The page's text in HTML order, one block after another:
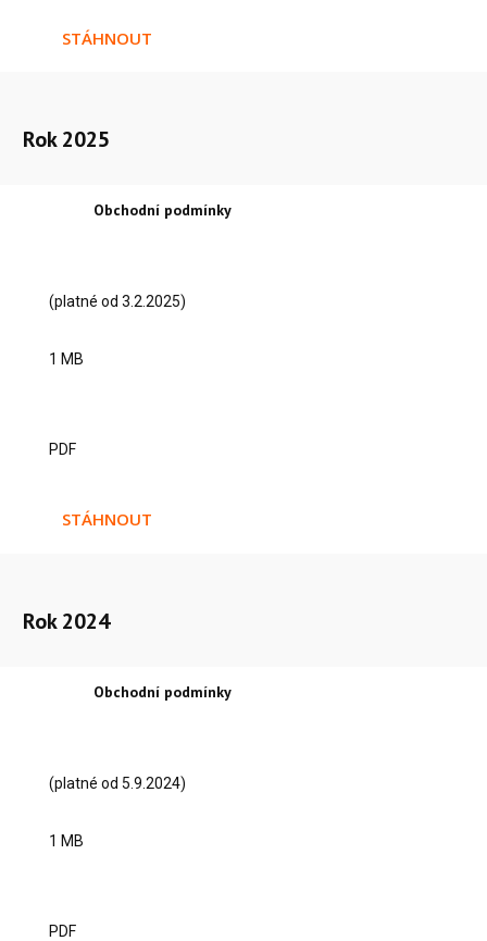
STÁHNOUT
Rok 2025
Obchodní podmínky
(platné od 3.2.2025)
1 MB
PDF
STÁHNOUT
Rok 2024
Obchodní podmínky
(platné od 5.9.2024)
1 MB
PDF